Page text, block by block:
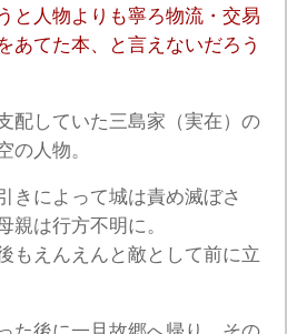
と人物よりも寧ろ物流・交易
あてた本、と言えないだろう
配していた三島家（実在）の
の人物。
きによって城は責め滅ぼさ
親は行方不明に。
もえんえんと敵として前に立